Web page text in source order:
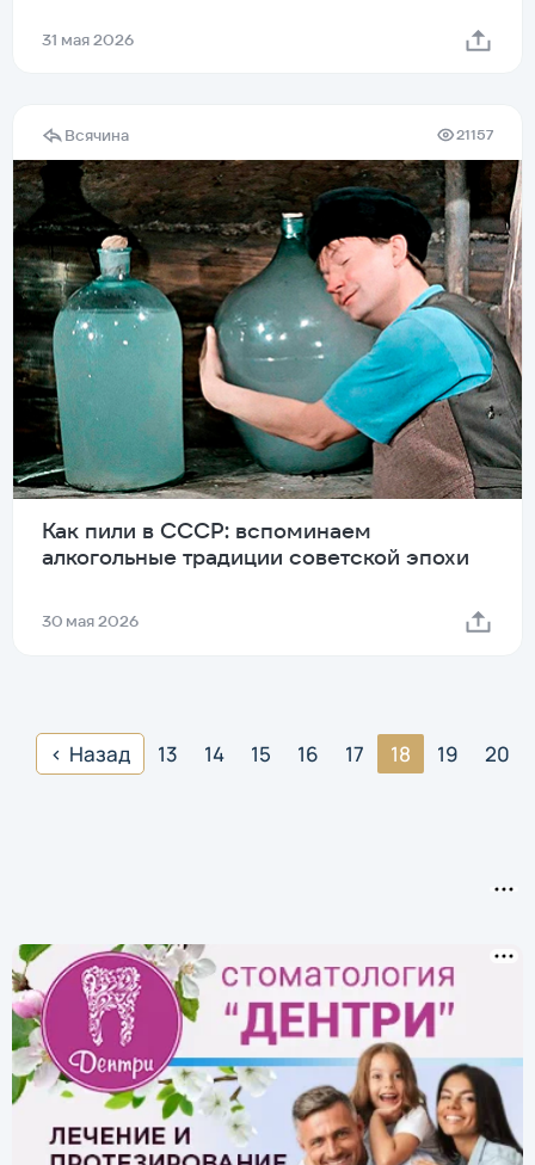
31 мая 2026
Всячина 21157
Как пили в СССР: вспоминаем
алкогольные традиции советской эпохи
30 мая 2026
Назад 13 14 15 16 17 18 19 20